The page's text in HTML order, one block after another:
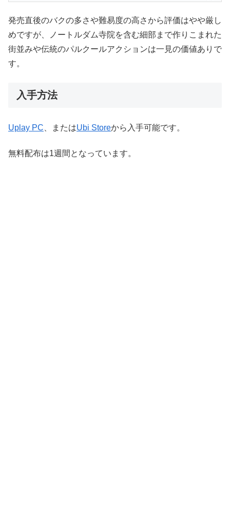
発売直後のバクの多さや難易度の高さから評価はやや厳し
めですが、ノートルダム寺院を含む細部まで作りこまれた
街並みや伝統のパルクールアクションは一見の価値ありで
す。
入手方法
Uplay PC 、またはUbi Storeから入手可能です。
無料配布は1週間となっています。